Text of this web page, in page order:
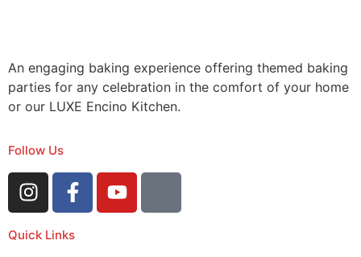
An engaging baking experience offering themed baking
parties for any celebration in the comfort of your home
or our LUXE Encino Kitchen.
Follow Us
Quick Links